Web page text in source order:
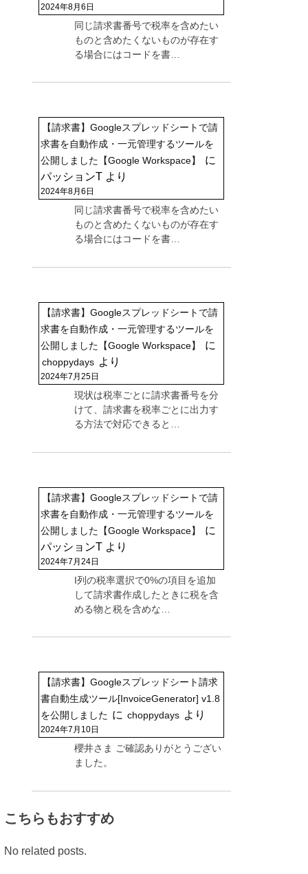
2024年8月6日
同じ請求書番号で税率を含めたい
ものと含めたくないものが存在す
る場合にはコードを書…
【請求書】Googleスプレッドシートで請
求書を自動作成・一元管理するツールを
公開しました【Google Workspace】
に
パッションT より
2024年8月6日
同じ請求書番号で税率を含めたい
ものと含めたくないものが存在す
る場合にはコードを書…
【請求書】Googleスプレッドシートで請
求書を自動作成・一元管理するツールを
公開しました【Google Workspace】
に
choppydays より
2024年7月25日
現状は税率ごとに請求書番号を分
けて、請求書を税率ごとに出力す
る方法で対応できると…
【請求書】Googleスプレッドシートで請
求書を自動作成・一元管理するツールを
公開しました【Google Workspace】
に
パッションT より
2024年7月24日
I列の税率選択で0%の項目を追加
して請求書作成したときに税を含
める物と税を含めな…
【請求書】Googleスプレッドシート請求
書自動生成ツール[InvoiceGenerator] v1.8
を公開しました に choppydays より
2024年7月10日
櫻井さま ご確認ありがとうござい
ました。
こちらもおすすめ
No related posts.